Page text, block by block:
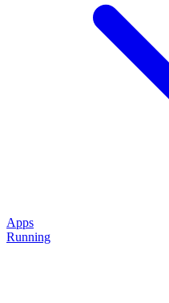
Apps
Running